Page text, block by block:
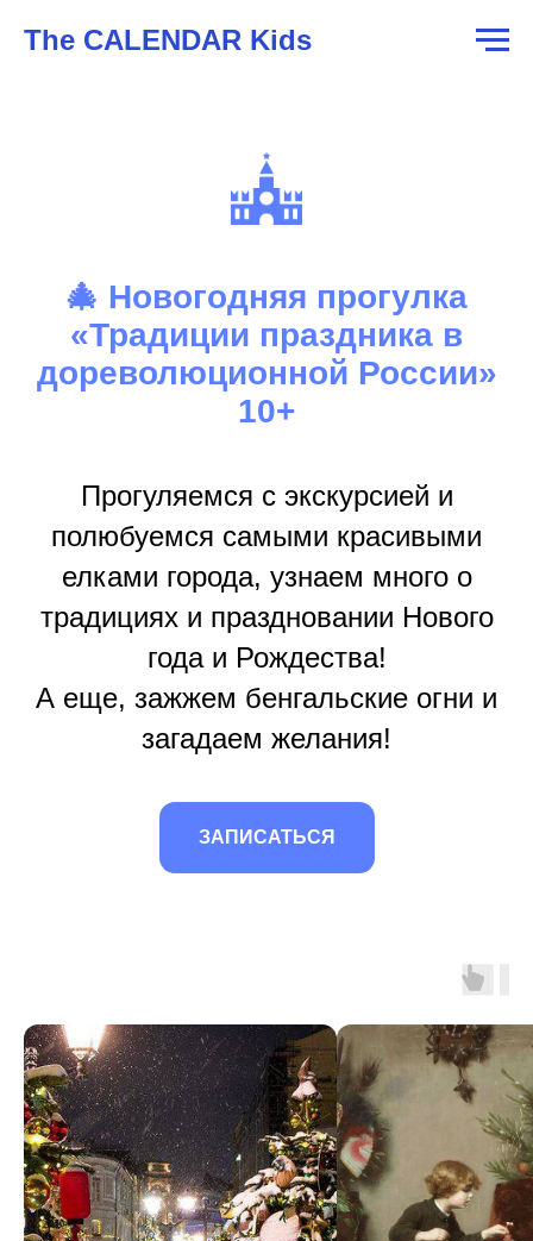
The CALENDAR Kids
🎄 Новогодняя прогулка
«Традиции праздника в
дореволюционной России»
10+
Прогуляемся с экскурсией и
полюбуемся самыми красивыми
елками города, узнаем много о
традициях и праздновании Нового
года и Рождества!
А еще, зажжем бенгальские огни и
загадаем желания!
ЗАПИСАТЬСЯ